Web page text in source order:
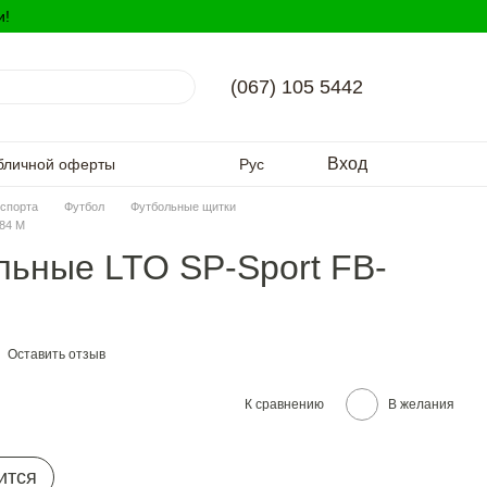
(067) 105 5442
оферты Рус Вход
Футбол
Футбольные щитки
М
LTO SP-Sport FB-
Оставить отзыв
К сравнению В желания